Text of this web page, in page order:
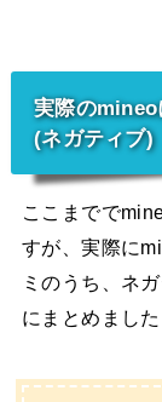
実際のmineo
(ネガティブ)
ここまでで
すが、実際に
ミのうち、ネ
にまとめました